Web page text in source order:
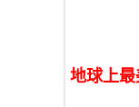
地球上最